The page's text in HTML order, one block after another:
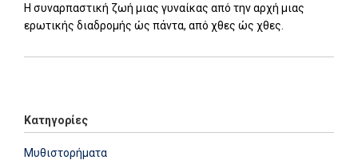
Η συναρπαστική ζωή μιας γυναίκας από την αρχή μιας
ερωτικής διαδρομής ώς πάντα, από χθες ώς χθες.
Κατηγορίες
Μυθιστορήματα